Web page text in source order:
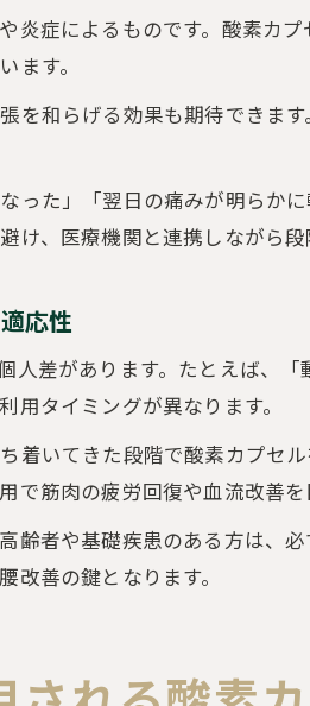
ぎっくり腰時にやってはい
酸素カプセルの副作用や体
炎症によるものです。酸素カ
ます。
を和らげる効果も期待できま
った」「翌日の痛みが明らか
、医療機関と連携しながら段
応性
人差があります。たとえば、
タイミングが異なります。
着いてきた段階で酸素カプセ
筋肉の疲労回復や血流改善を
齢者や基礎疾患のある方は、
善の鍵となります。
ご予約はこちら
ご予約はこちら